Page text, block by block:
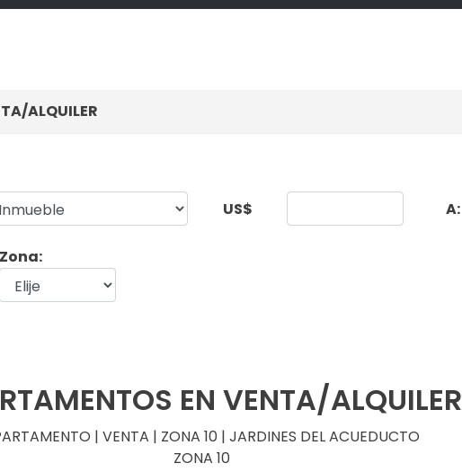
ALQUILER
US$ A:
EN VENTA/ALQUILER
| VENTA | ZONA 10 | JARDINES DEL ACUEDUCTO
ZONA 10